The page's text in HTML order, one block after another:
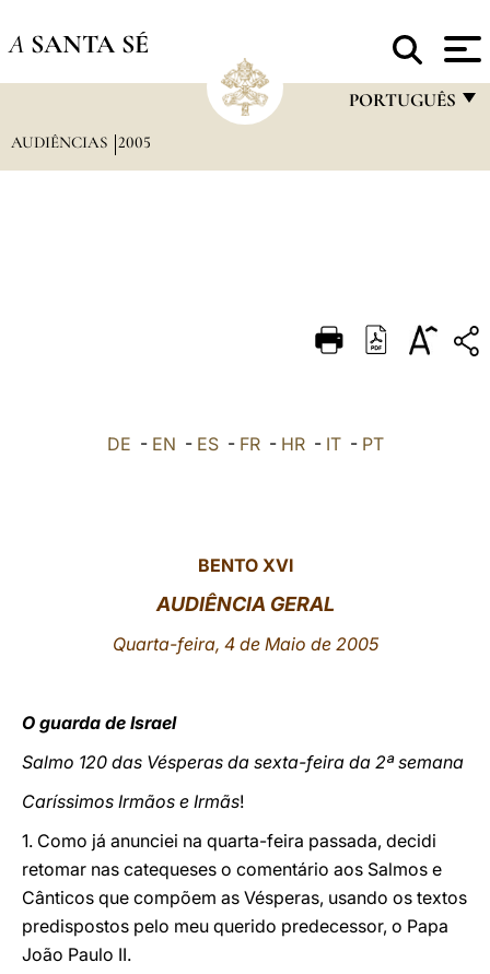
A SANTA SÉ
PORTUGUÊS
DEUTSCH
العربيّة
AUDIÊNCIAS 2005
DE - EN - ES- FR- HR- IT- PT
BENTO XVI
AUDIÊNCIA GERAL
Quarta-feira, 4 de Maio de 2005
O guarda de Israel
Salmo 120 das Vésperas da sexta-feira da 2ª semana
Caríssimos Irmãos e Irmãs!
1. Como já anunciei na quarta-feira passada, decidi
retomar nas catequeses o comentário aos Salmos e
Cânticos que compõem as Vésperas, usando os textos
predispostos pelo meu querido predecessor, o Papa
João Paulo II.